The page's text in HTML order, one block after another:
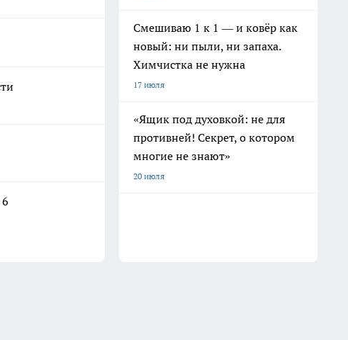
Смешиваю 1 к 1 — и ковёр как
новый: ни пыли, ни запаха.
Химчистка не нужна
17 июля
«Ящик под духовкой: не для
противней! Секрет, о котором
многие не знают»
20 июля